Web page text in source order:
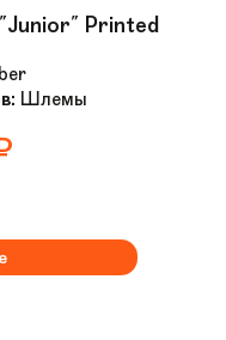
Printed
Шлемы